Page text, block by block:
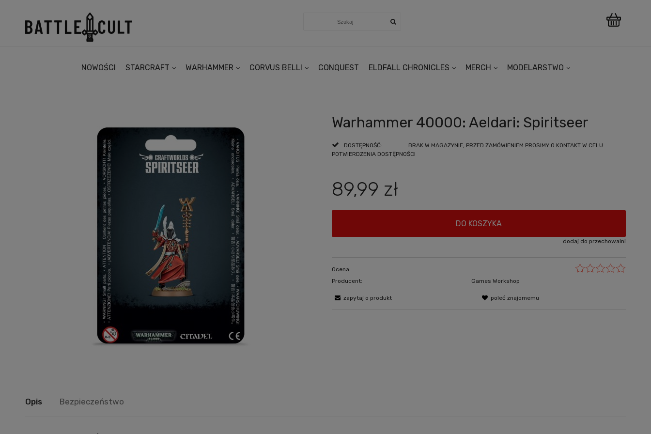
NOWOŚCI STARCRAFT WARHAMMER CORVUS BELLI CONQUEST ELDFALL CHRONICLES MERCH MODELARSTWO
Warhammer 40000: Aeldari: Spiritseer
DOSTĘPNOŚĆ:
BRAK W MAGAZYNIE, PRZED ZAMÓWIENIEM PROSIMY O KONTAKT W CELU
POTWIERDZENIA DOSTĘPNOŚCI
89,99 zł
DO KOSZYKA
dodaj do przechowalni
Ocena:
Producent:
Games Workshop
zapytaj o produkt poleć znajomemu
Opis Bezpieczeństwo